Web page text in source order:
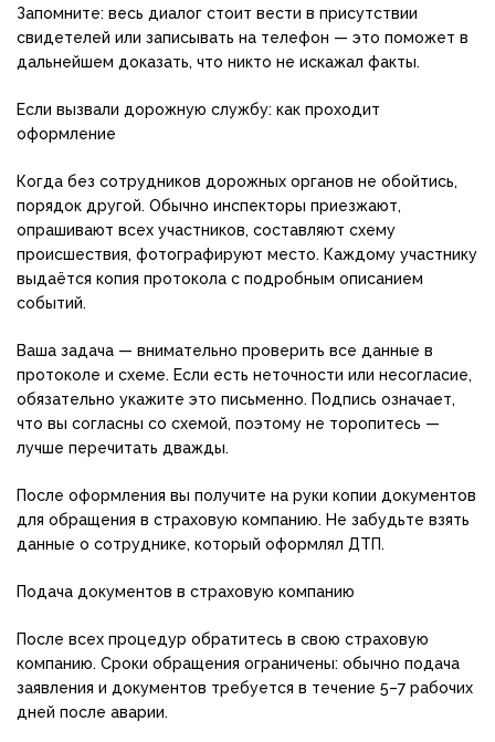
Запомните: весь диалог стоит вести в присутствии
свидетелей или записывать на телефон — это поможет в
дальнейшем доказать, что никто не искажал факты.
Если вызвали дорожную службу: как проходит
оформление
Когда без сотрудников дорожных органов не обойтись,
порядок другой. Обычно инспекторы приезжают,
опрашивают всех участников, составляют схему
происшествия, фотографируют место. Каждому участнику
выдаётся копия протокола с подробным описанием
событий.
Ваша задача — внимательно проверить все данные в
протоколе и схеме. Если есть неточности или несогласие,
обязательно укажите это письменно. Подпись означает,
что вы согласны со схемой, поэтому не торопитесь —
лучше перечитать дважды.
После оформления вы получите на руки копии документов
для обращения в страховую компанию. Не забудьте взять
данные о сотруднике, который оформлял ДТП.
Подача документов в страховую компанию
После всех процедур обратитесь в свою страховую
компанию. Сроки обращения ограничены: обычно подача
заявления и документов требуется в течение 5–7 рабочих
дней после аварии.